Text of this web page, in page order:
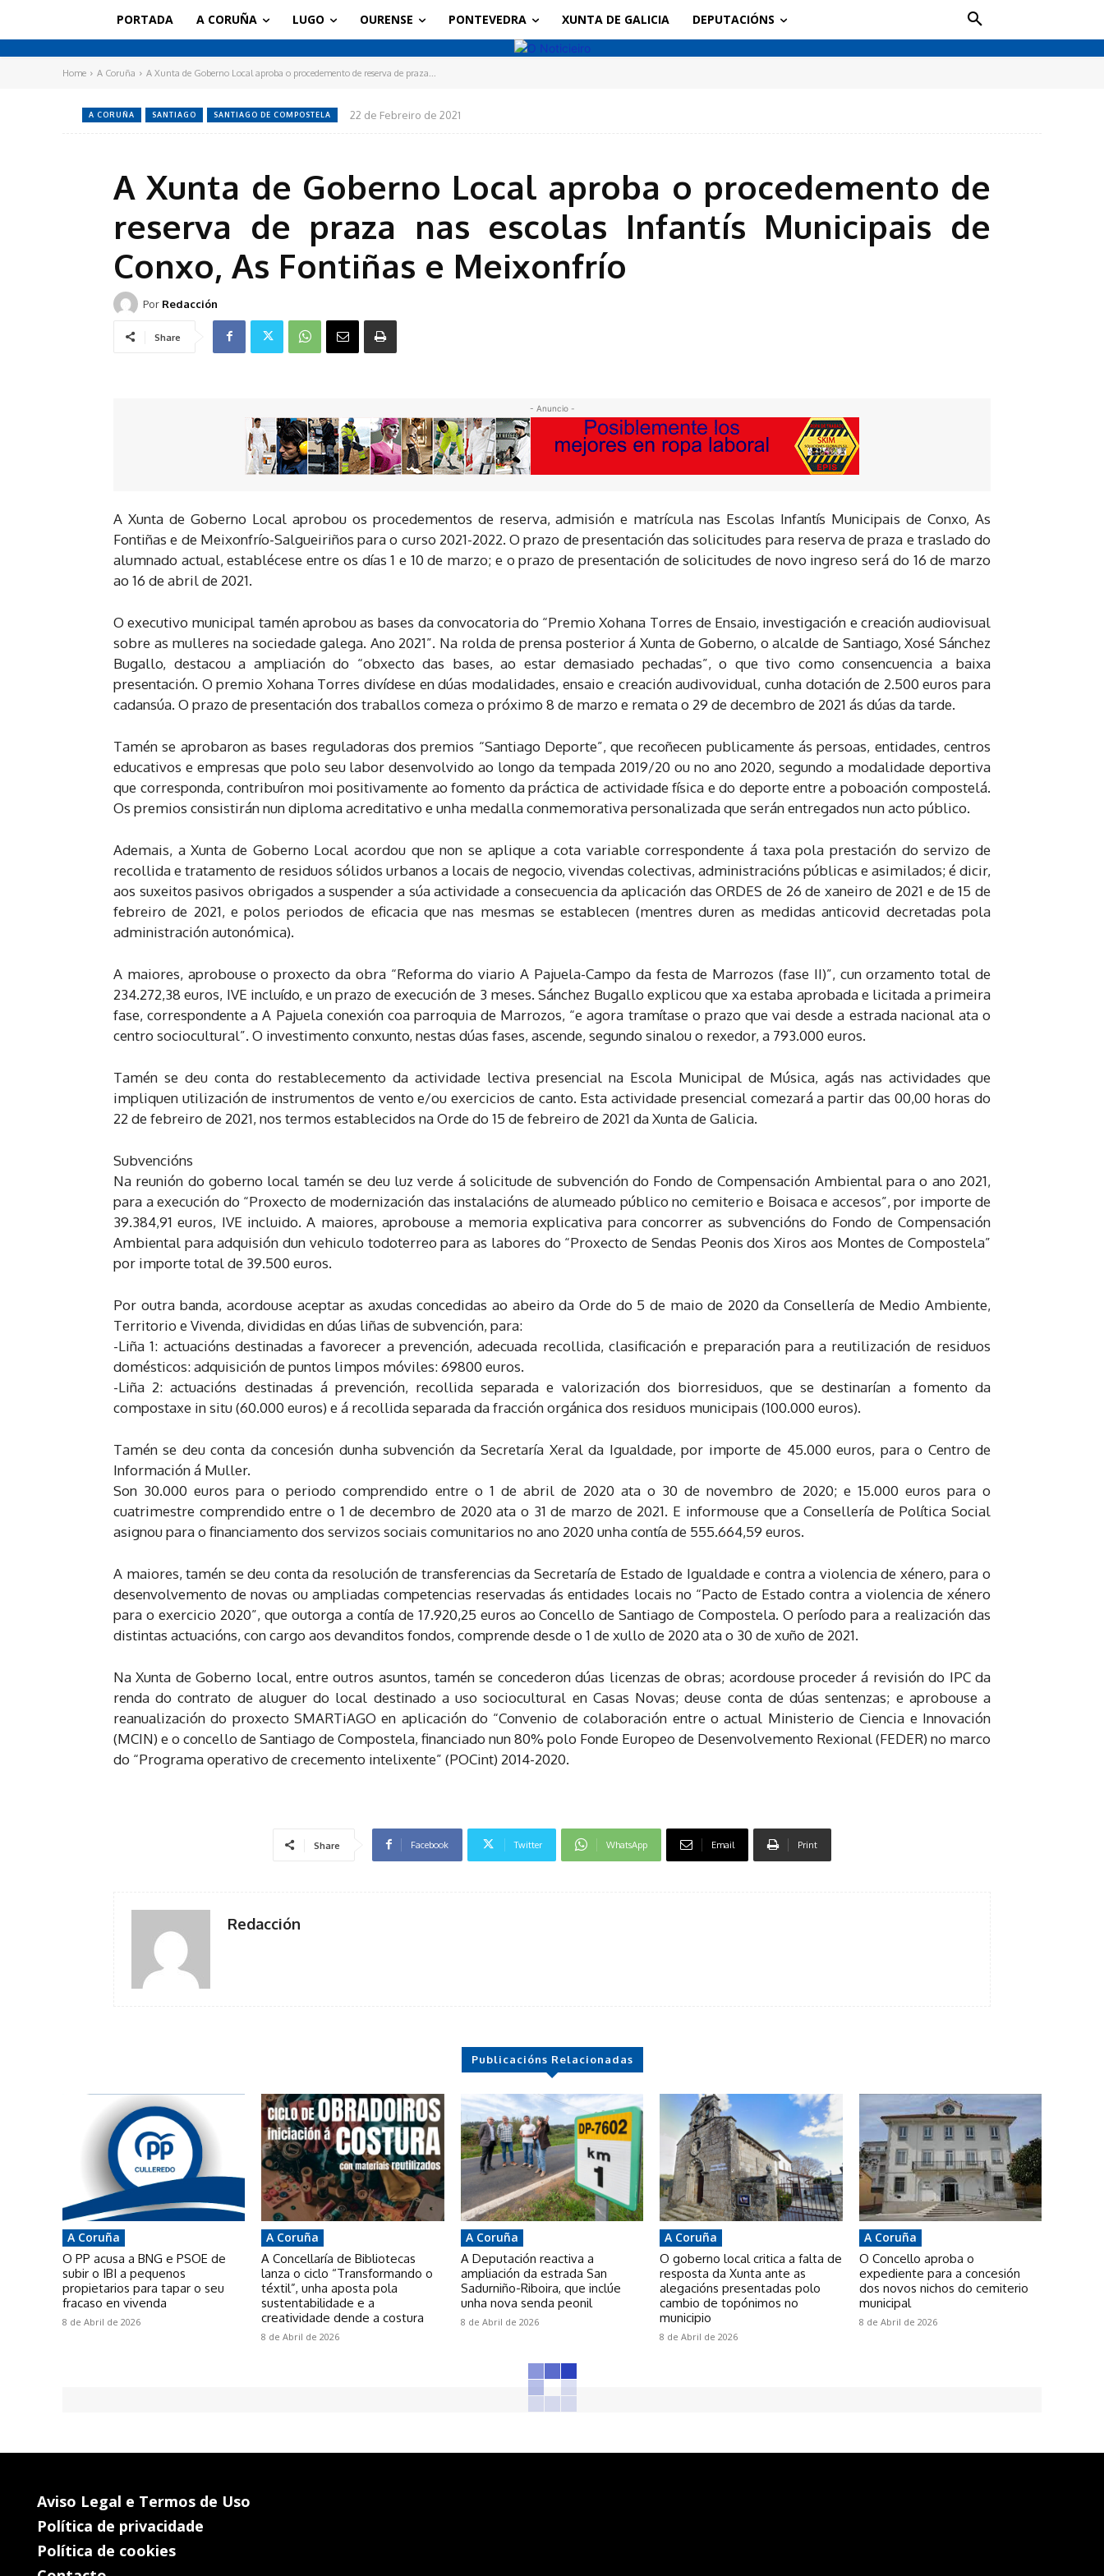
PORTADA A CORUÑA LUGO OURENSE PONTEVEDRA XUNTA DE GALICIA DEPUTACIÓNS
Home A Coruña A Xunta de Goberno Local aproba o procedemento de reserva de praza...
A CORUÑA SANTIAGO SANTIAGO DE COMPOSTELA 22 de Febreiro de 2021
A Xunta de Goberno Local aproba o procedemento de
reserva de praza nas escolas Infantís Municipais de
Conxo, As Fontiñas e Meixonfrío
Por Redacción
Share
- Anuncio -
A Xunta de Goberno Local aprobou os procedementos de reserva, admisión e matrícula nas Escolas Infantís Municipais de Conxo, As
Fontiñas e de Meixonfrío-Salgueiriños para o curso 2021-2022. O prazo de presentación das solicitudes para reserva de praza e traslado do
alumnado actual, establécese entre os días 1 e 10 de marzo; e o prazo de presentación de solicitudes de novo ingreso será do 16 de marzo
ao 16 de abril de 2021.
O executivo municipal tamén aprobou as bases da convocatoria do “Premio Xohana Torres de Ensaio, investigación e creación audiovisual
sobre as mulleres na sociedade galega. Ano 2021”. Na rolda de prensa posterior á Xunta de Goberno, o alcalde de Santiago, Xosé Sánchez
Bugallo, destacou a ampliación do “obxecto das bases, ao estar demasiado pechadas”, o que tivo como consencuencia a baixa
presentación. O premio Xohana Torres divídese en dúas modalidades, ensaio e creación audivovidual, cunha dotación de 2.500 euros para
cadansúa. O prazo de presentación dos traballos comeza o próximo 8 de marzo e remata o 29 de decembro de 2021 ás dúas da tarde.
Tamén se aprobaron as bases reguladoras dos premios “Santiago Deporte”, que recoñecen publicamente ás persoas, entidades, centros
educativos e empresas que polo seu labor desenvolvido ao longo da tempada 2019/20 ou no ano 2020, segundo a modalidade deportiva
que corresponda, contribuíron moi positivamente ao fomento da práctica de actividade física e do deporte entre a poboación compostelá.
Os premios consistirán nun diploma acreditativo e unha medalla conmemorativa personalizada que serán entregados nun acto público.
Ademais, a Xunta de Goberno Local acordou que non se aplique a cota variable correspondente á taxa pola prestación do servizo de
recollida e tratamento de residuos sólidos urbanos a locais de negocio, vivendas colectivas, administracións públicas e asimilados; é dicir,
aos suxeitos pasivos obrigados a suspender a súa actividade a consecuencia da aplicación das ORDES de 26 de xaneiro de 2021 e de 15 de
febreiro de 2021, e polos periodos de eficacia que nas mesmas se establecen (mentres duren as medidas anticovid decretadas pola
administración autonómica).
A maiores, aprobouse o proxecto da obra “Reforma do viario A Pajuela-Campo da festa de Marrozos (fase II)”, cun orzamento total de
234.272,38 euros, IVE incluído, e un prazo de execución de 3 meses. Sánchez Bugallo explicou que xa estaba aprobada e licitada a primeira
fase, correspondente a A Pajuela conexión coa parroquia de Marrozos, “e agora tramítase o prazo que vai desde a estrada nacional ata o
centro sociocultural”. O investimento conxunto, nestas dúas fases, ascende, segundo sinalou o rexedor, a 793.000 euros.
Tamén se deu conta do restablecemento da actividade lectiva presencial na Escola Municipal de Música, agás nas actividades que
impliquen utilización de instrumentos de vento e/ou exercicios de canto. Esta actividade presencial comezará a partir das 00,00 horas do
22 de febreiro de 2021, nos termos establecidos na Orde do 15 de febreiro de 2021 da Xunta de Galicia.
Subvencións
Na reunión do goberno local tamén se deu luz verde á solicitude de subvención do Fondo de Compensación Ambiental para o ano 2021,
para a execución do “Proxecto de modernización das instalacións de alumeado público no cemiterio e Boisaca e accesos”, por importe de
39.384,91 euros, IVE incluido. A maiores, aprobouse a memoria explicativa para concorrer as subvencións do Fondo de Compensación
Ambiental para adquisión dun vehiculo todoterreo para as labores do “Proxecto de Sendas Peonis dos Xiros aos Montes de Compostela”
por importe total de 39.500 euros.
Por outra banda, acordouse aceptar as axudas concedidas ao abeiro da Orde do 5 de maio de 2020 da Consellería de Medio Ambiente,
Territorio e Vivenda, divididas en dúas liñas de subvención, para:
-Liña 1: actuacións destinadas a favorecer a prevención, adecuada recollida, clasificación e preparación para a reutilización de residuos
domésticos: adquisición de puntos limpos móviles: 69800 euros.
-Liña 2: actuacións destinadas á prevención, recollida separada e valorización dos biorresiduos, que se destinarían a fomento da
compostaxe in situ (60.000 euros) e á recollida separada da fracción orgánica dos residuos municipais (100.000 euros).
Tamén se deu conta da concesión dunha subvención da Secretaría Xeral da Igualdade, por importe de 45.000 euros, para o Centro de
Información á Muller.
Son 30.000 euros para o periodo comprendido entre o 1 de abril de 2020 ata o 30 de novembro de 2020; e 15.000 euros para o
cuatrimestre comprendido entre o 1 de decembro de 2020 ata o 31 de marzo de 2021. E informouse que a Consellería de Política Social
asignou para o financiamento dos servizos sociais comunitarios no ano 2020 unha contía de 555.664,59 euros.
A maiores, tamén se deu conta da resolución de transferencias da Secretaría de Estado de Igualdade e contra a violencia de xénero, para o
desenvolvemento de novas ou ampliadas competencias reservadas ás entidades locais no “Pacto de Estado contra a violencia de xénero
para o exercicio 2020”, que outorga a contía de 17.920,25 euros ao Concello de Santiago de Compostela. O período para a realización das
distintas actuacións, con cargo aos devanditos fondos, comprende desde o 1 de xullo de 2020 ata o 30 de xuño de 2021.
Na Xunta de Goberno local, entre outros asuntos, tamén se concederon dúas licenzas de obras; acordouse proceder á revisión do IPC da
renda do contrato de aluguer do local destinado a uso sociocultural en Casas Novas; deuse conta de dúas sentenzas; e aprobouse a
reanualización do proxecto SMARTiAGO en aplicación do “Convenio de colaboración entre o actual Ministerio de Ciencia e Innovación
(MCIN) e o concello de Santiago de Compostela, financiado nun 80% polo Fonde Europeo de Desenvolvemento Rexional (FEDER) no marco
do “Programa operativo de crecemento intelixente” (POCint) 2014-2020.
Share Facebook Twitter WhatsApp Email Print
Redacción
Publicacións Relacionadas
A Coruña
O PP acusa a BNG e PSOE de
subir o IBI a pequenos
propietarios para tapar o seu
fracaso en vivenda
8 de Abril de 2026
A Coruña
A Concellaría de Bibliotecas
lanza o ciclo “Transformando o
téxtil”, unha aposta pola
sustentabilidade e a
creatividade dende a costura
8 de Abril de 2026
A Coruña
A Deputación reactiva a
ampliación da estrada San
Sadurniño-Riboira, que inclúe
unha nova senda peonil
8 de Abril de 2026
A Coruña
O goberno local critica a falta de
resposta da Xunta ante as
alegacións presentadas polo
cambio de topónimos no
municipio
8 de Abril de 2026
A Coruña
O Concello aproba o
expediente para a concesión
dos novos nichos do cemiterio
municipal
8 de Abril de 2026
Aviso Legal e Termos de Uso
Política de privacidade
Política de cookies